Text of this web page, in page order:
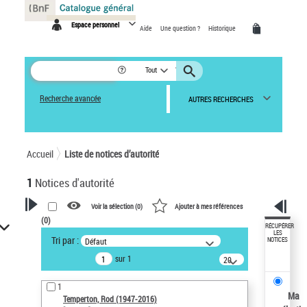
Espace personnel Aide Une question ? Historique
Tout
Recherche avancée AUTRES RECHERCHES
Accueil Liste de notices d’autorité
1 Notices d'autorité
VOTRE RECHERCHE
Recherche avancée dans les
notices d’autorité
Œuvres liées à l'auteur :
Temperton, Rod (1947-2016)
Voir la sélection (0) Ajouter à mes références
(0)
Tri par : Défaut
sur 1
20
résultats/page
1
Temperton, Rod (1947-2016)
RÉCUPÉRER
LES
NOTICES
Ma
Panneau de gestion des cookies